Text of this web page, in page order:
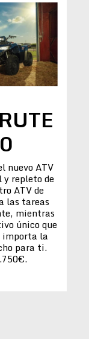
nuevo ATV
y repleto de
ATV de
las tareas
mientras
único que
importa la
para ti.